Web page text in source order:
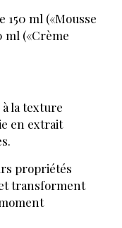
150 ml («Mousse
ml («Crème
à la texture
en extrait
propriétés
transforment